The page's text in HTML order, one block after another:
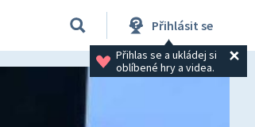
Přihlásit se
Přihlas se a ukládej si
oblíbené hry a videa.